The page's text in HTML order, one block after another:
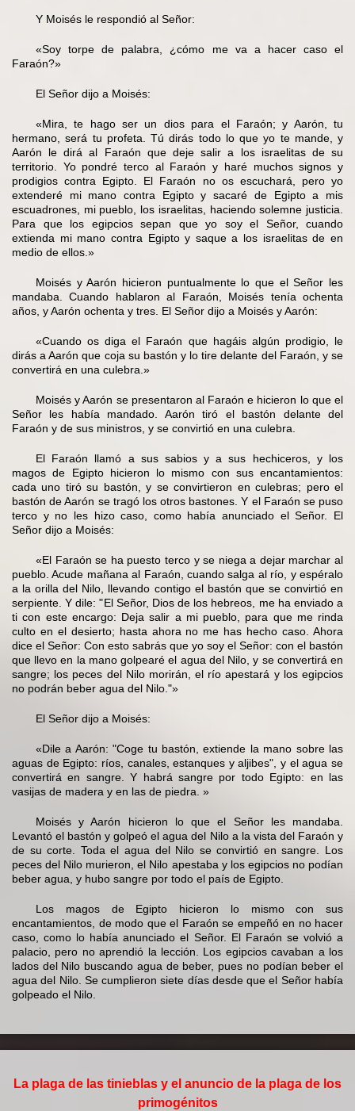
Y Moisés le respondió al Señor:
«Soy torpe de palabra, ¿cómo me va a hacer caso el
Faraón?»
El Señor dijo a Moisés:
«Mira, te hago ser un dios para el Faraón; y Aarón, tu
hermano, será tu profeta. Tú dirás todo lo que yo te mande, y
Aarón le dirá al Faraón que deje salir a los israelitas de su
territorio. Yo pondré terco al Faraón y haré muchos signos y
prodigios contra Egipto. El Faraón no os escuchará, pero yo
extenderé mi mano contra Egipto y sacaré de Egipto a mis
escuadrones, mi pueblo, los israelitas, haciendo solemne justicia.
Para que los egipcios sepan que yo soy el Señor, cuando
extienda mi mano contra Egipto y saque a los israelitas de en
medio de ellos.»
Moisés y Aarón hicieron puntualmente lo que el Señor les
mandaba. Cuando hablaron al Faraón, Moisés tenía ochenta
años, y Aarón ochenta y tres. El Señor dijo a Moisés y Aarón:
«Cuando os diga el Faraón que hagáis algún prodigio, le
dirás a Aarón que coja su bastón y lo tire delante del Faraón, y se
convertirá en una culebra.»
Moisés y Aarón se presentaron al Faraón e hicieron lo que el
Señor les había mandado. Aarón tiró el bastón delante del
Faraón y de sus ministros, y se convirtió en una culebra.
El Faraón llamó a sus sabios y a sus hechiceros, y los
magos de Egipto hicieron lo mismo con sus encantamientos:
cada uno tiró su bastón, y se convirtieron en culebras; pero el
bastón de Aarón se tragó los otros bastones. Y el Faraón se puso
terco y no les hizo caso, como había anunciado el Señor. El
Señor dijo a Moisés:
«El Faraón se ha puesto terco y se niega a dejar marchar al
pueblo. Acude mañana al Faraón, cuando salga al río, y espéralo
a la orilla del Nilo, llevando contigo el bastón que se convirtió en
serpiente. Y dile: "El Señor, Dios de los hebreos, me ha enviado a
ti con este encargo: Deja salir a mi pueblo, para que me rinda
culto en el desierto; hasta ahora no me has hecho caso. Ahora
dice el Señor: Con esto sabrás que yo soy el Señor: con el bastón
que llevo en la mano golpearé el agua del Nilo, y se convertirá en
sangre; los peces del Nilo morirán, el río apestará y los egipcios
no podrán beber agua del Nilo."»
El Señor dijo a Moisés:
«Dile a Aarón: "Coge tu bastón, extiende la mano sobre las
aguas de Egipto: ríos, canales, estanques y aljibes", y el agua se
convertirá en sangre. Y habrá sangre por todo Egipto: en las
vasijas de madera y en las de piedra. »
Moisés y Aarón hicieron lo que el Señor les mandaba.
Levantó el bastón y golpeó el agua del Nilo a la vista del Faraón y
de su corte. Toda el agua del Nilo se convirtió en sangre. Los
peces del Nilo murieron, el Nilo apestaba y los egipcios no podían
beber agua, y hubo sangre por todo el país de Egipto.
Los magos de Egipto hicieron lo mismo con sus
encantamientos, de modo que el Faraón se empeñó en no hacer
caso, como lo había anunciado el Señor. El Faraón se volvió a
palacio, pero no aprendió la lección. Los egipcios cavaban a los
lados del Nilo buscando agua de beber, pues no podían beber el
agua del Nilo. Se cumplieron siete días desde que el Señor había
golpeado el Nilo.
La plaga de las tinieblas y el anuncio de la plaga de los
primogénitos